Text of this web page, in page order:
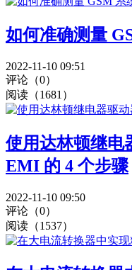
如何准确测量
2022-11-10 09:51
评论（0）
阅读（1681）
使用达林顿继电
EMI 的 4 个步骤
2022-11-10 09:50
评论（0）
阅读（1537）